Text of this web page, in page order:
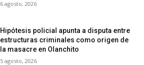
6 agosto, 2026
Hipótesis policial apunta a disputa entre
estructuras criminales como origen de
la masacre en Olanchito
5 agosto, 2026